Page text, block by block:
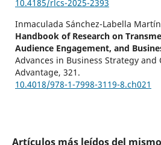
10.4185/rlcs-2025-2393
Inmaculada Sánchez-Labella
Handbook of Research on
Audience Engagement, and
Advances in Business Strategy and
Advantage, 321.
10.4018/978-1-7998-3119-8.ch021
Artículos más leídos del